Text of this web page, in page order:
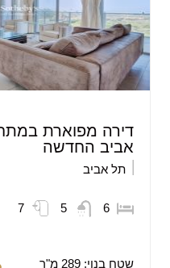
דירה מפוארת
אביב החדשה
תל אביב
6
5
7
שטח בנוי: 289 מ"ר